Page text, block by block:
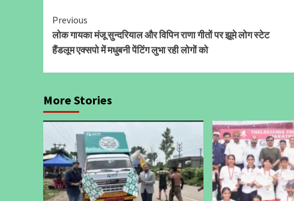
Continue
Reading
Previous
लोक गायका मंजू सुन्दरियाल और विपिन राणा गीतों पर झूमे लोग स्टेट
हैंडलूम एक्सपो में मधुबनी पेंटिंग लुभा रही लोगों को
More Stories